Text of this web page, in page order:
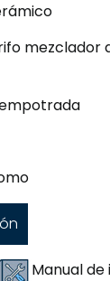
mezclador
Manual